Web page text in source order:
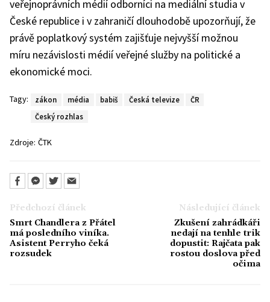
veřejnoprávních médií odborníci na mediální studia v
České republice i v zahraničí dlouhodobě upozorňují, že
právě poplatkový systém zajišťuje nejvyšší možnou
míru nezávislosti médií veřejné služby na politické a
ekonomické moci.
Tagy: zákon média babiš Česká televize
ČR
Český rozhlas
Zdroje: ČTK
Předchozí článek
Smrt Chandlera z Přátel
má posledního viníka.
Asistent Perryho čeká
rozsudek
Následující článek
Zkušení zahrádkáři
nedají na tenhle trik
dopustit: Rajčata pak
rostou doslova před
očima